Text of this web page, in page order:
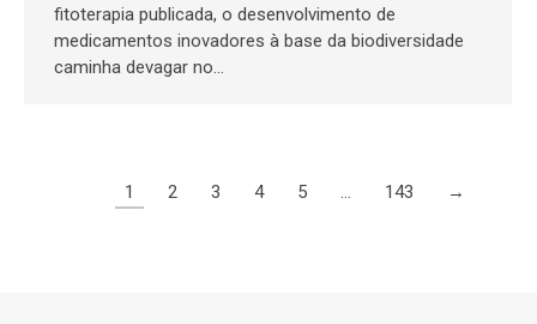
fitoterapia publicada, o desenvolvimento de
medicamentos inovadores à base da biodiversidade
caminha devagar no…
1 2 3 4 5 143 →